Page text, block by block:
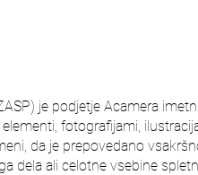
je podjetje Acamera
fotografijami,
da je prepovedano
dela ali celotne vsebine